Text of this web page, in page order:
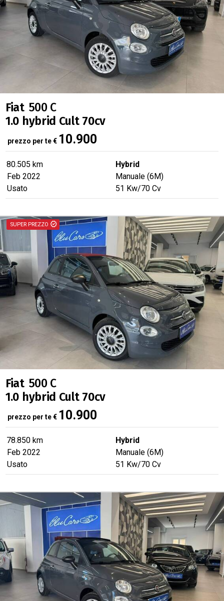
Fiat 500 C
1.0 hybrid Cult 70cv
prezzo per te€ 10.900
80.505 km
Hybrid
Feb 2022
Manuale (6M)
Usato
51 Kw/70 Cv
Fiat 500 C
1.0 hybrid Cult 70cv
prezzo per te€ 10.900
78.850 km
Hybrid
Feb 2022
Manuale (6M)
Usato
51 Kw/70 Cv